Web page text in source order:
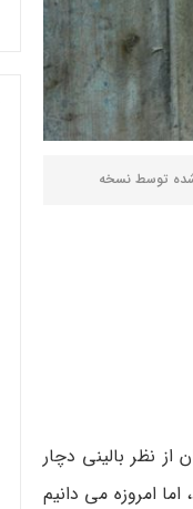
توسط نسخه
می رود که حدود 5 درصد کودکان و نوجوانان از نظر بالینی دچار
اما امروزه می ­دانیم